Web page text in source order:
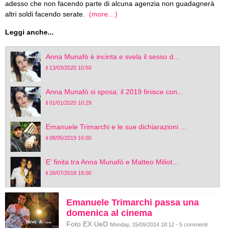
adesso che non facendo parte di alcuna agenzia non guadagnerà
altri soldi facendo serate. (more…)
Leggi anche...
Anna Munafò è incinta e svela il sesso d...
il 13/03/2020 10:50
Anna Munafò si sposa: il 2019 finisce con...
il 01/01/2020 10:29
Emanuele Trimarchi e le sue dichiarazioni ...
il 08/05/2019 16:00
E' finita tra Anna Munafò e Matteo Miliot...
il 28/07/2018 18:00
Emanuele Trimarchi passa una
domenica al cinema
Foto EX UeD Monday, 15/09/2014 18:12 - 5 commenti